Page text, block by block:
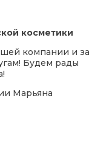
косметики
компании и за
Будем рады
Марьяна